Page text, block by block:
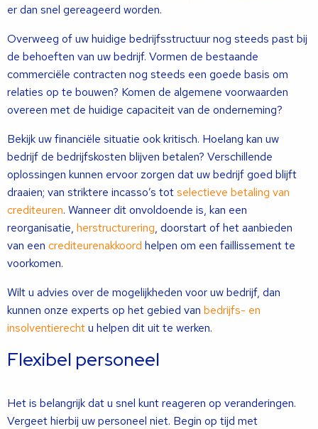
er dan snel gereageerd worden.
Overweeg of uw huidige bedrijfsstructuur nog steeds past bij
de behoeften van uw bedrijf. Vormen de bestaande
commerciële contracten nog steeds een goede basis om
relaties op te bouwen? Komen de algemene voorwaarden
overeen met de huidige capaciteit van de onderneming?
Bekijk uw financiële situatie ook kritisch. Hoelang kan uw
bedrijf de bedrijfskosten blijven betalen? Verschillende
oplossingen kunnen ervoor zorgen dat uw bedrijf goed blijft
draaien; van striktere incasso’s totselectieve betaling van
crediteuren. Wanneer dit onvoldoende is, kan een
reorganisatie, herstructurering, doorstart of het aanbieden
van een crediteurenakkoord helpen om een ​​faillissement te
voorkomen.
Wilt u advies over de mogelijkheden voor uw bedrijf, dan
kunnen onze experts op het gebied van bedrijfs- en
insolventierechtu helpen dit uit te werken.
Flexibel personeel
Het is belangrijk dat u snel kunt reageren op veranderingen.
Vergeet hierbij uw personeel niet. Begin op tijd met